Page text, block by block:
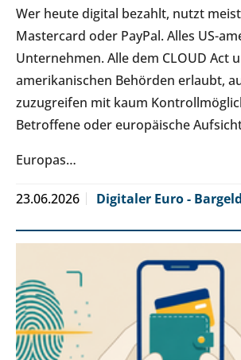
Wer heute digital bezahlt, nutzt meist
Mastercard oder PayPal. Alles US-
Unternehmen. Alle dem CLOUD Act
amerikanischen Behörden erlaubt,
zuzugreifen mit kaum
Betroffene oder europäische
Europas…
23.06.2026 Digitaler Euro - Bargeld